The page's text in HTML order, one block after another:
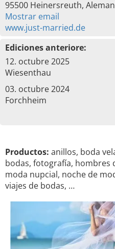
95500 Heinersreuth,
Mostrar email
www.just-married.de
Ediciones anteriore:
12. octubre 2025
Wiesenthau
03. octubre 2024
Forchheim
Productos: anillos, boda
bodas, fotografía, hombres
moda nupcial, noche de
viajes de bodas, …